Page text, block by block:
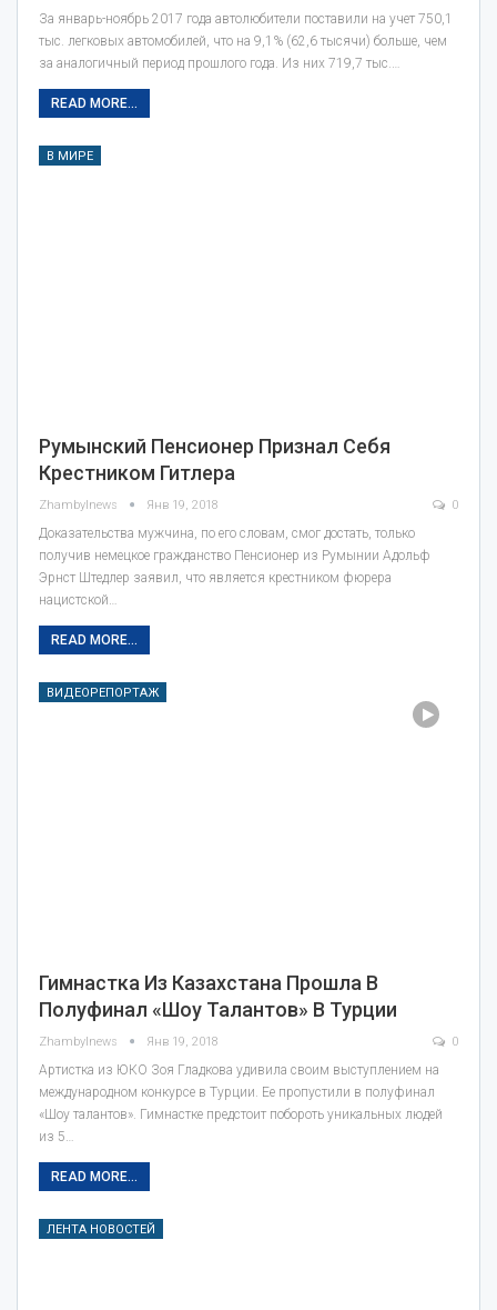
За январь-ноябрь 2017 года автолюбители поставили на учет 750,1
тыс. легковых автомобилей, что на 9,1% (62,6 тысячи) больше, чем
за аналогичный период прошлого года. Из них 719,7 тыс.…
READ MORE...
В МИРЕ
Румынский Пенсионер Признал Себя
Крестником Гитлера‍
Zhambylnews Янв 19, 2018 0
Доказательства мужчина, по его словам, смог достать, только
получив немецкое гражданство Пенсионер из Румынии Адольф
Эрнст Штедлер заявил, что является крестником фюрера
нацистской…
READ MORE...
ВИДЕОРЕПОРТАЖ
Гимнастка Из Казахстана Прошла В
Полуфинал «Шоу Талантов» В Турции
Zhambylnews Янв 19, 2018 0
Артистка из ЮКО Зоя Гладкова удивила своим выступлением на
международном конкурсе в Турции. Ее пропустили в полуфинал
«Шоу талантов». Гимнастке предстоит побороть уникальных людей
из 5…
READ MORE...
ЛЕНТА НОВОСТЕЙ